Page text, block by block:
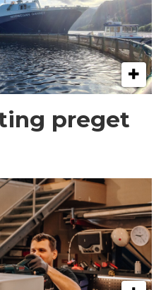
preget